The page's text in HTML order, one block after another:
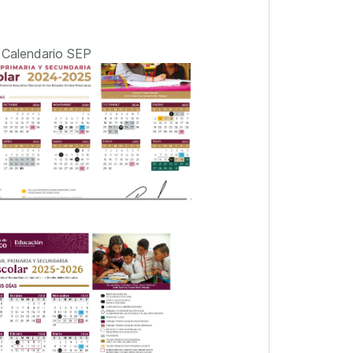
Calendario SEP